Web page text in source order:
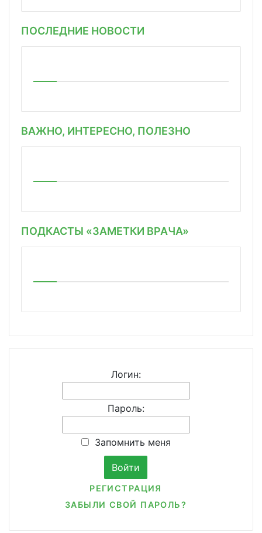
ПОСЛЕДНИЕ НОВОСТИ
ВАЖНО, ИНТЕРЕСНО, ПОЛЕЗНО
ПОДКАСТЫ «ЗАМЕТКИ ВРАЧА»
Логин:
Пароль:
Запомнить меня
РЕГИСТРАЦИЯ
ЗАБЫЛИ СВОЙ ПАРОЛЬ?